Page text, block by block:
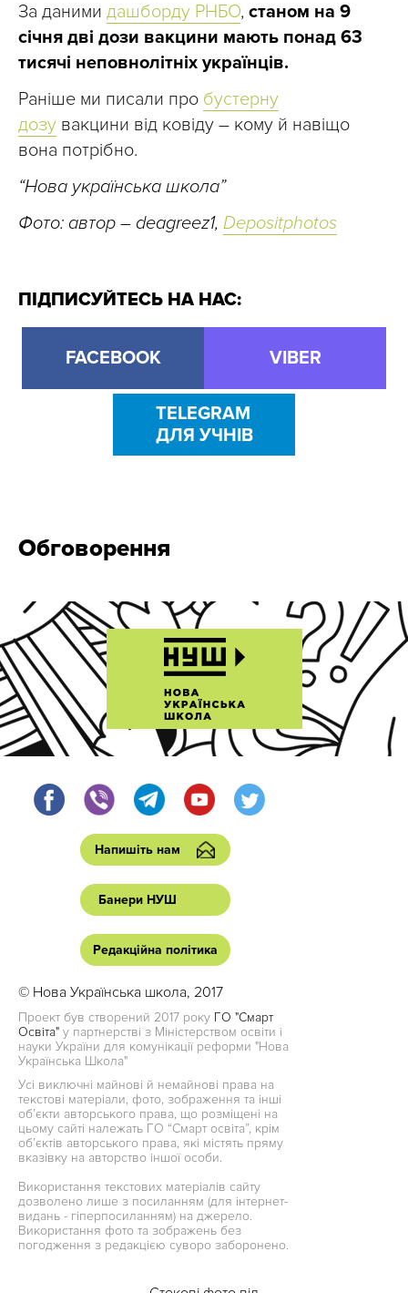
За даними дашборду РНБО, станом на 9
січня дві дози вакцини мають понад 63
тисячі неповнолітніх українців.
Раніше ми писали про бустерну
дозу вакцини від ковіду – кому й навіщо
вона потрібно.
“Нова українська школа”
Фото: автор – deagreez1, Depositphotos
ПІДПИСУЙТЕСЬ НА НАС:
FACEBOOK VIBER
TELEGRAM
ДЛЯ УЧНІВ
Обговорення
Напишіть нам
Банери НУШ
Редакційна політика
© Нова Українська школа, 2017
Проект був створений 2017 року ГО "Смарт
Освіта" у партнерстві з Міністерством освіти і
науки України для комунікації реформи "Нова
Українська Школа"
Усі виключні майнові й немайнові права на
текстові матеріали, фото, зображення та інші
об’єкти авторського права, що розміщені на
цьому сайті належать ГО “Смарт освіта”, крім
об’єктів авторського права, які містять пряму
вказівку на авторство іншої особи.
Використання текстових матеріалів сайту
дозволено лише з посиланням (для інтернет-
видань - гіперпосиланням) на джерело.
Використання фото та зображень без
погодження з редакцією суворо заборонено.